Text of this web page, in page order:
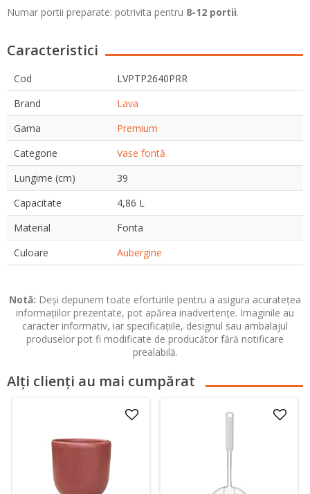
Numar portii preparate: potrivita pentru 8-12 portii.
Caracteristici
Cod
LVPTP2640PRR
Brand
Lava
Gama
Premium
Categorie
Vase fontă
Lungime (cm)
39
Capacitate
4,86 L
Material
Fonta
Culoare
Aubergine
Notă: Deși depunem toate eforturile pentru a asigura acuratețea
informațiilor prezentate, pot apărea inadvertențe. Imaginile au
caracter informativ, iar specificațiile, designul sau ambalajul
produselor pot fi modificate de producător fără notificare
prealabilă.
Alți clienți au mai cumpărat